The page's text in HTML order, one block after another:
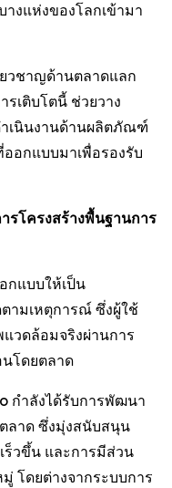
งแห่งของโลกเข้ามา
วชาญด้านตลาดแลก
เติบโตนี้ ช่วยวาง
ำเนินงานด้านผลิตภัณฑ์
อกแบบมาเพื่อรองรับ
รโครงสร้างพื้นฐานการ
กแบบให้เป็น
ามเหตุการณ์ ซึ่งผู้ใช้
วดล้อมจริงผ่านการ
โดยตลาด
กำลังได้รับการพัฒนา
ลาด ซึ่งมุ่งสนับสนุน
วขึ้น และการมีส่วน
โดยต่างจากระบบการ